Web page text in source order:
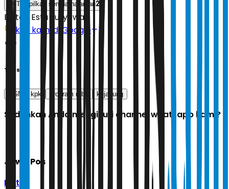
Tampilkan semua halaman2
Editor: Estu Suryowati
Ikuti kami di Google
Tags
BGN kpk program mbg kejagung
Sudahkah Anda mengikuti channel whatsapp kami?
Jawa Pos
Ikuti